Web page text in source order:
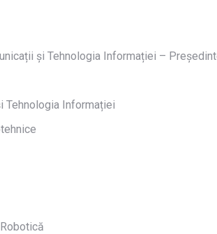
și Tehnologia Informației –
Tehnologia Informației